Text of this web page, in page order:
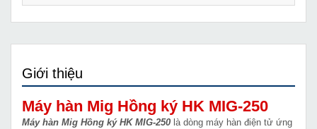
Giới thiệu
Máy hàn Mig Hồng ký HK MIG-250
Máy hàn Mig Hồng ký HK MIG-250 là dòng máy hàn điện tử ứng